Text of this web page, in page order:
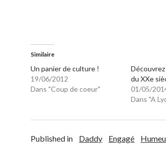
Similaire
Un panier de culture !
19/06/2012
Dans "Coup de coeur"
du XXe
01/05/
Dans "A
Published in Daddy Engagé